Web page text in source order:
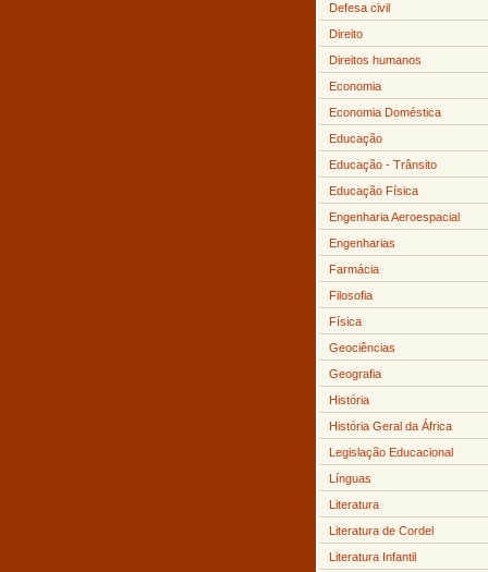
Defesa civil
Direito
Direitos humanos
Economia
Economia Doméstica
Educação
Educação - Trânsito
Educação Física
Engenharia Aeroespacial
Engenharias
Farmácia
Filosofia
Física
Geociências
Geografia
História
História Geral da África
Legislação Educacional
Línguas
Literatura
Literatura de Cordel
Literatura Infantil